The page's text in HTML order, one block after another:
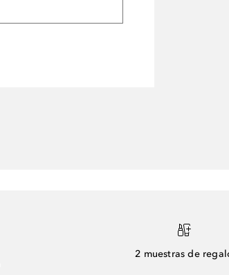
2 muestras de